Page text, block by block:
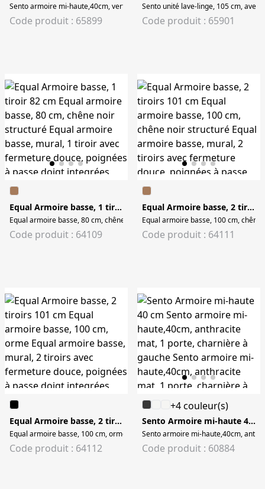
Sento armoire mi-haute,40cm, vert fjord mat, 1 porte, charnière à droite
Code produit : 65899
Sento unité lave-linge, 105 cm,
Code produit : 65901
Equal Armoire basse, 1 tiroir 82 cm
Equal armoire basse, 80 cm, chêne noir structuré Equal armoire basse,
Code produit : 64109
Equal Armoire basse, 2 tiroirs 101 cm
Equal armoire basse, 100 cm,
Code produit : 64111
Equal Armoire basse, 2 tiroirs 101 cm
Equal armoire basse, 100 cm, orme Equal armoire basse, mural, 2 tiroirs
Code produit : 64112
+4 couleur(s)
Sento Armoire mi-haute 40 cm
Sento armoire mi-haute,40cm,
Code produit : 60884